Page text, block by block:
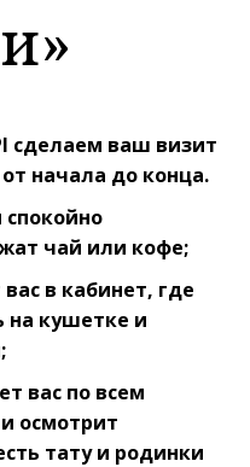
сделаем ваш визит
начала до конца.
спокойно
чай или кофе;
в кабинет, где
на кушетке и
вас по всем
осмотрит
тату и родинки